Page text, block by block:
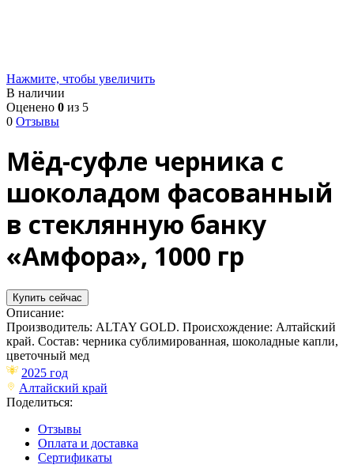
Нажмите, чтобы увеличить
В наличии
Оценено 0 из 5
0 Отзывы
Мёд-суфле черника с
шоколадом фасованный
в стеклянную банку
«Амфора», 1000 гр
Купить сейчас
Описание:
Производитель: ALTAY GOLD. Происхождение: Алтайский
край. Состав: черника сублимированная, шоколадные капли,
цветочный мед
2025 год
Алтайский край
Поделиться:
Отзывы
Оплата и доставка
Сертификаты